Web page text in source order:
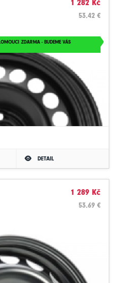
1 282 Kč
53.42 €
ZDARMA - BUDEME VÁS
DETAIL
1 289 Kč
53.69 €